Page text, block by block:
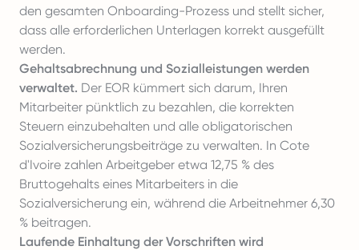
den gesamten Onboarding-Prozess und stellt sicher,
dass alle erforderlichen Unterlagen korrekt ausgefüllt
werden.
Gehaltsabrechnung und Sozialleistungen werden
verwaltet. Der EOR kümmert sich darum, Ihren
Mitarbeiter pünktlich zu bezahlen, die korrekten
Steuern einzubehalten und alle obligatorischen
Sozialversicherungsbeiträge zu verwalten. In Cote
d'Ivoire zahlen Arbeitgeber etwa 12,75 % des
Bruttogehalts eines Mitarbeiters in die
Sozialversicherung ein, während die Arbeitnehmer 6,30
% beitragen.
Laufende Einhaltung der Vorschriften wird